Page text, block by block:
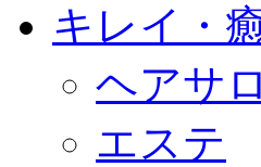
キレイ・
ヘアサ
エステ